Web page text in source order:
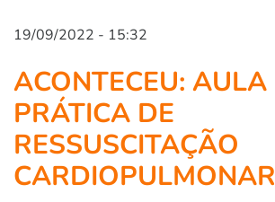
19/09/2022 - 15:32
ACONTECEU: AULA
PRÁTICA DE
RESSUSCITAÇÃO
CARDIOPULMONAR